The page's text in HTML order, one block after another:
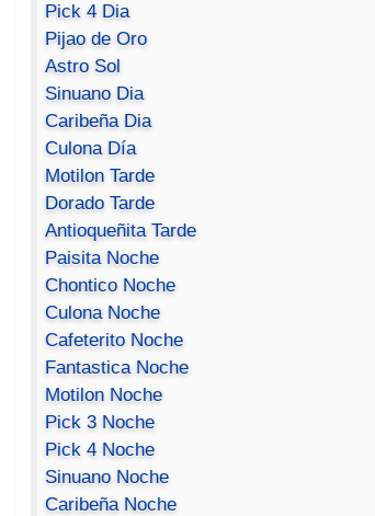
Pick 4 Dia
Pijao de Oro
Astro Sol
Sinuano Dia
Caribeña Dia
Culona Día
Motilon Tarde
Dorado Tarde
Antioqueñita Tarde
Paisita Noche
Chontico Noche
Culona Noche
Cafeterito Noche
Fantastica Noche
Motilon Noche
Pick 3 Noche
Pick 4 Noche
Sinuano Noche
Caribeña Noche